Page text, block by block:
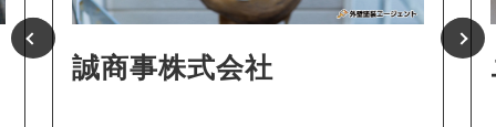
誠商事株式会社